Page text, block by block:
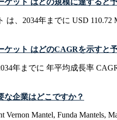
ケット はどの規模に達すると
は、2034年までに USD 110.72
ケット はどのCAGRを示すと
年までに 年平均成長率
な企業はどこですか？
Vernon Mantel, Funda Mantels,